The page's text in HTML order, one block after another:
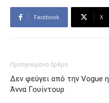
Facebook X
Προηγούμενο άρθρο
Δεν φεύγει από την Vogue η
Άννα Γουίντουρ